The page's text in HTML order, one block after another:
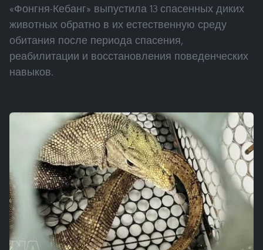
«Фонгня-Кебанг» выпустила 13 спасенных диких
животных обратно в их естественную среду
обитания после периода спасения,
реабилитации и восстановления поведенческих
навыков.